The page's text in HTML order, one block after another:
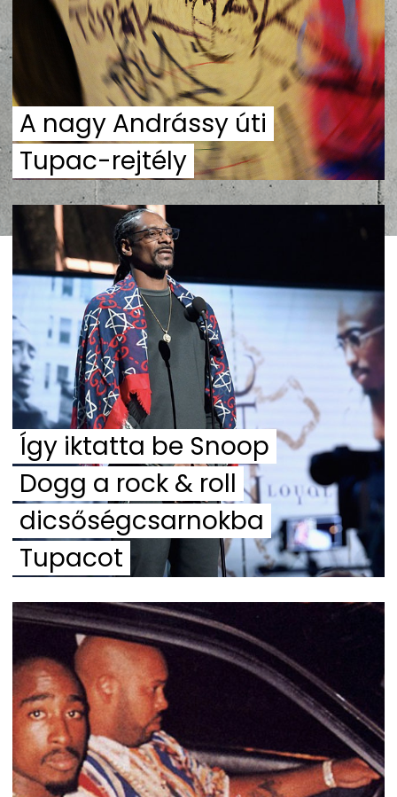
A nagy Andrássy úti
Tupac-rejtély
Így iktatta be Snoop
Dogg a rock & roll
dicsőségcsarnokba
Tupacot